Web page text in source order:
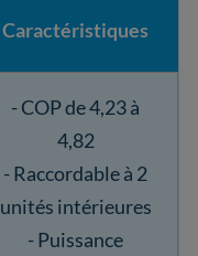
Caractéristiques
- COP de 4,23 à
4,82
- Raccordable à 2
unités intérieures
- Puissance